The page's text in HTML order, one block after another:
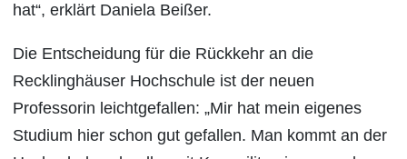
hat“, erklärt Daniela Beißer.
Die Entscheidung für die Rückkehr an die
Recklinghäuser Hochschule ist der neuen
Professorin leichtgefallen: „Mir hat mein eigenes
Studium hier schon gut gefallen. Man kommt an der